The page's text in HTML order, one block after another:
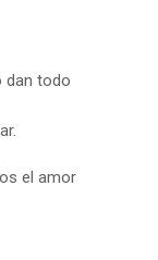
dan todo
el amor